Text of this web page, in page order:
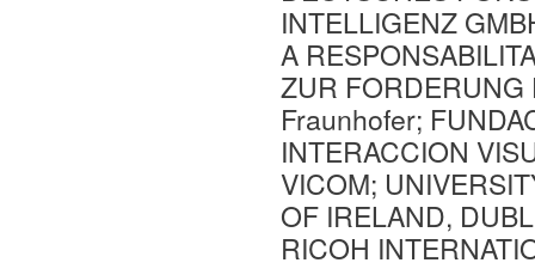
INTELLIGENZ
A
ZUR FORDERUNG
Fraunhofer;
INTERACCION
VICOM;
OF IRELAND,
RICOH